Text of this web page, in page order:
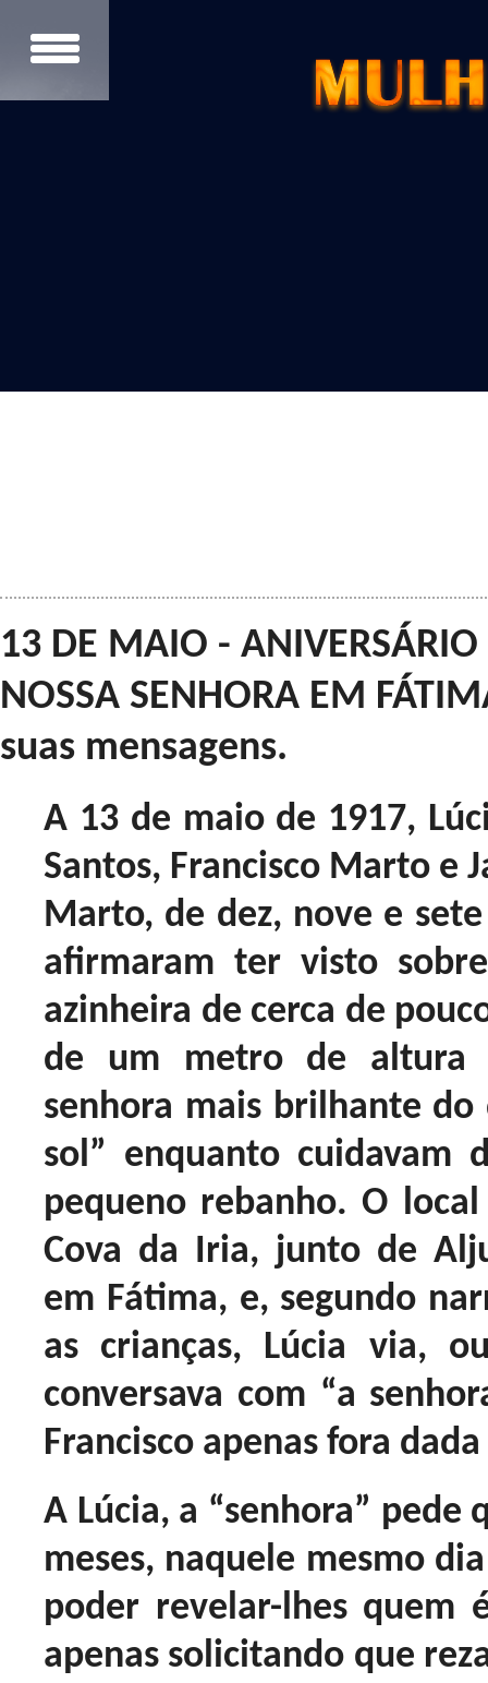
13 DE MAIO - ANIVERSÁRIO
NOSSA SENHORA EM
suas mensagens.
A 13 de maio de 1917,
Santos, Francisco Marto e
Marto, de dez, nove e
afirmaram ter visto
azinheira de cerca de
de um metro de altura
senhora mais brilhante do
sol” enquanto cuidavam
pequeno rebanho. O
Cova da Iria, junto de
em Fátima, e, segundo
as crianças, Lúcia via,
conversava com “a
Francisco apenas fora
A Lúcia, a “senhora” pede
meses, naquele mesmo
poder revelar-lhes quem
apenas solicitando que